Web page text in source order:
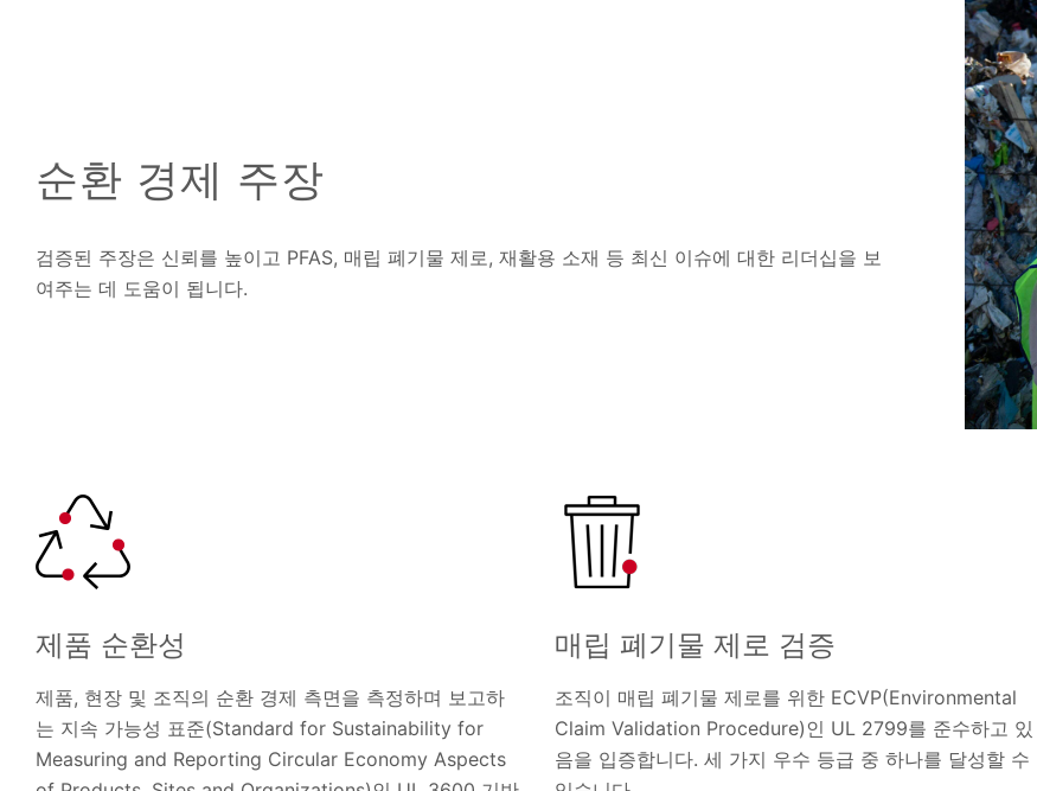
순환 경제 주장
검증된 주장은 신뢰를 높이고 PFAS, 매립 폐기물 제로, 재활용 소재 등 최신 이슈에 대한 리더십을 보
여주는 데 도움이 됩니다.
제품 순환성
제품, 현장 및 조직의 순환 경제 측면을 측정하며 보고하
는 지속 가능성 표준(Standard for Sustainability for
Measuring and Reporting Circular Economy Aspects
매립 폐기물 제로 검증
조직이 매립 폐기물 제로를 위한 ECVP(Environmental
Claim Validation Procedure)인 UL 2799를 준수하고 있
음을 입증합니다. 세 가지 우수 등급 중 하나를 달성할 수